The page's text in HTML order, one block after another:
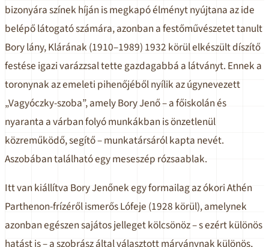
bizonyára színek híján is megkapó élményt nyújtana az ide
belépő látogató számára, azonban a festőművészetet tanult
Bory lány, Klárának (1910–1989) 1932 körül elkészült díszítő
festése igazi varázzsal tette gazdagabbá a látványt. Ennek a
toronynak az emeleti pihenőjéből nyílik az úgynevezett
„Vagyóczky-szoba”, amely Bory Jenő – a főiskolán és
nyaranta a várban folyó munkákban is önzetlenül
közreműködő, segítő – munkatársáról kapta nevét.
Aszobában található egy meseszép rózsaablak.
Itt van kiállítva Bory Jenőnek egy formailag az ókori Athén
Parthenon-frízéről ismerős Lófeje (1928 körül), amelynek
azonban egészen sajátos jelleget kölcsönöz – s ezért különös
hatást is – a szobrász által választott márványnak különös,